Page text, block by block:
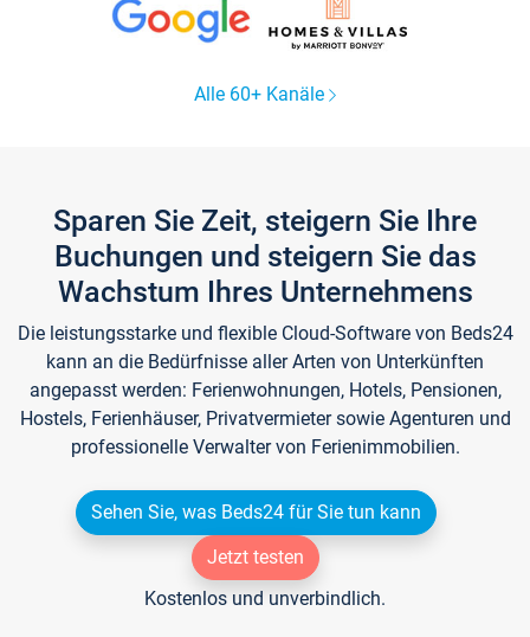
Alle 60+ Kanäle
Sparen Sie Zeit, steigern Sie Ihre
Buchungen und steigern Sie das
Wachstum Ihres Unternehmens
Die leistungsstarke und flexible Cloud-Software von Beds24
kann an die Bedürfnisse aller Arten von Unterkünften
angepasst werden: Ferienwohnungen, Hotels, Pensionen,
Hostels, Ferienhäuser, Privatvermieter sowie Agenturen und
professionelle Verwalter von Ferienimmobilien.
Sehen Sie, was Beds24 für Sie tun kann
Jetzt testen
Kostenlos und unverbindlich.